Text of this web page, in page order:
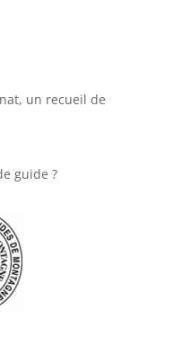
un recueil de
guide ?